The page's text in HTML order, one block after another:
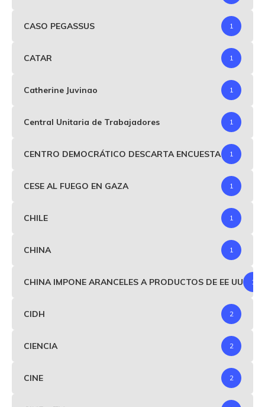
CASO PEGASSUS 1
CATAR 1
Catherine Juvinao 1
Central Unitaria de Trabajadores 1
CENTRO DEMOCRÁTICO DESCARTA ENCUESTA 1
CESE AL FUEGO EN GAZA 1
CHILE 1
CHINA 1
CHINA IMPONE ARANCELES A PRODUCTOS DE EE UU 1
CIDH 2
CIENCIA 2
CINE 2